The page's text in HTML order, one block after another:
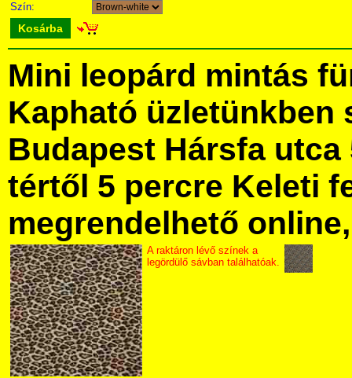
Szín:
Kosárba
Mini leopárd mintás
Kapható üzletünkben
Budapest Hársfa utca
tértől 5 percre Keleti
megrendelhető
A raktáron lévő színek a
legördülő sávban találhatóak.